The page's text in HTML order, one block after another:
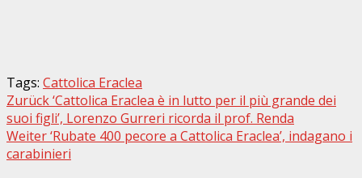
Tags: Cattolica Eraclea
Beitragsnavigation
Zurück‘Cattolica Eraclea è in lutto per il più grande dei
suoi figli’, Lorenzo Gurreri ricorda il prof. Renda
Weiter‘Rubate 400 pecore a Cattolica Eraclea’, indagano i
carabinieri